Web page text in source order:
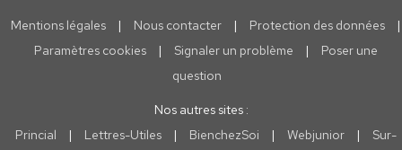
Mentions légales | Nous contacter | Protection des données
|
Paramètres cookies
| Signaler un problème |
Poser une
question
Nos autres sites :
Princial
| Lettres-Utiles | BienchezSoi | Webjunior | Sur-